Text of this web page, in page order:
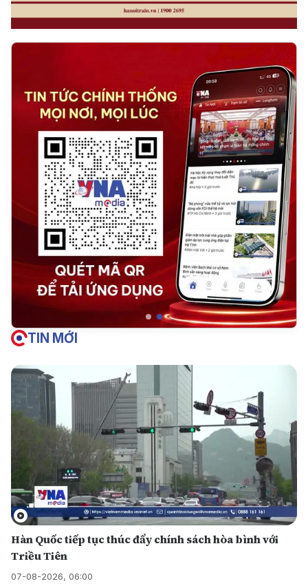
TIN MỚI
Hàn Quốc tiếp tục thúc đẩy chính sách hòa bình với
Triều Tiên
07-08-2026, 06:00